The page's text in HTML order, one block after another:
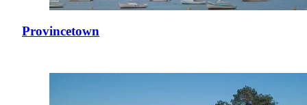
Provincetown